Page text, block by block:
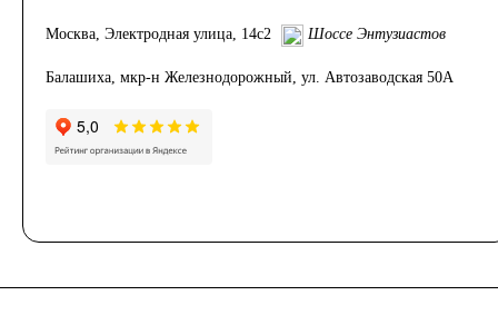
Москва, Электродная улица, 14с2 Шоссе Энтузиастов
Балашиха, мкр-н Железнодорожный, ул. Автозаводская 50А